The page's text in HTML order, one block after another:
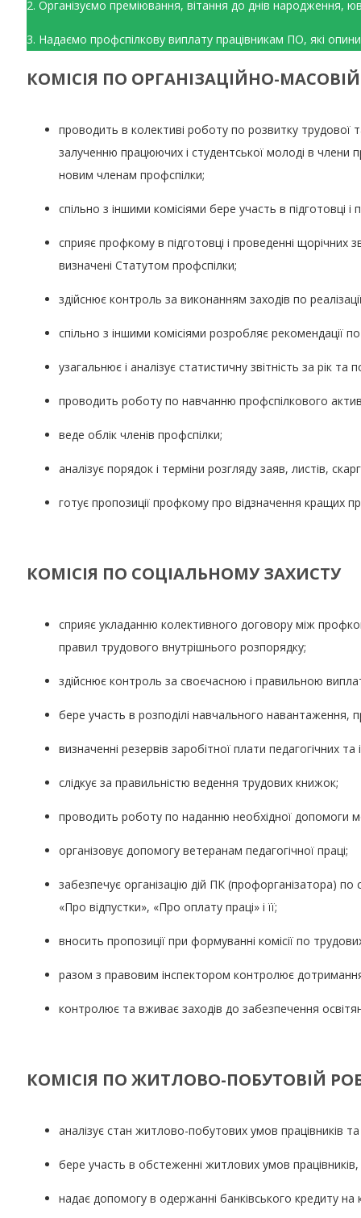
2. Організуємо преміювання, вітання до днів народження,
3. Надаємо профспілкову виплату працівникам ПО, які
КОМІСІЯ ПО ОРГАНІЗАЦІЙНО-
проводить в колективі роботу по розвитку трудової
залученню працюючих і студентської молоді в члени
новим членам профспілки;
спільно з іншими комісіями бере участь в підготовці
сприяє профкому в підготовці і проведенні щорічних
визначені Статутом профспілки;
здійснює контроль за виконанням заходів по
спільно з іншими комісіями розробляє рекомендації
узагальнює і аналізує статистичну звітність за рік та
проводить роботу по навчанню профспілкового
веде облік членів профспілки;
аналізує порядок і терміни розгляду заяв, листів,
готує пропозиції профкому про відзначення кращих
КОМІСІЯ ПО СОЦІАЛЬНОМУ ЗАХИСТУ
сприяє укладанню колективного договору між
правил трудового внутрішнього розпорядку;
здійснює контроль за своєчасною і правильною
бере участь в розподілі навчального навантаження,
визначенні резервів заробітної плати педагогічних
слідкує за правильністю ведення трудових книжок;
проводить роботу по наданню необхідної допомоги
організовує допомогу ветеранам педагогічної праці;
забезпечує організацію дій ПК (профорганізатора)
«Про відпустки», «Про оплату праці» і її;
вносить пропозиції при формуванні комісії по
разом з правовим інспектором контролює
контролює та вживає заходів до забезпечення
КОМІСІЯ ПО ЖИТЛОВО-ПОБУТОВІЙ
аналізує стан житлово-побутових умов працівників та
бере участь в обстеженні житлових умов
надає допомогу в одержанні банківського кредиту на